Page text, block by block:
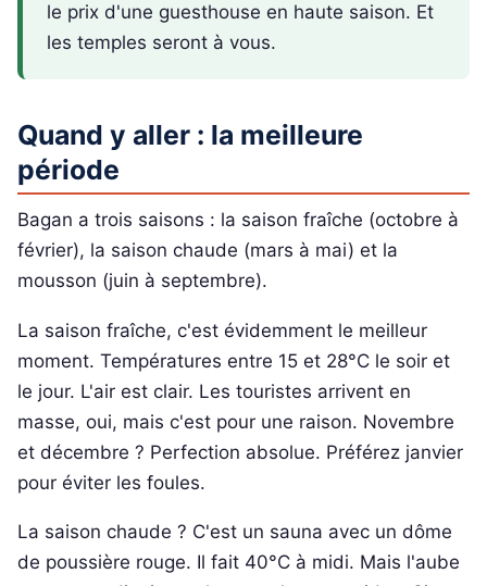
le prix d'une guesthouse en haute saison. Et
les temples seront à vous.
Quand y aller : la meilleure
période
Bagan a trois saisons : la saison fraîche (octobre à
février), la saison chaude (mars à mai) et la
mousson (juin à septembre).
La saison fraîche, c'est évidemment le meilleur
moment. Températures entre 15 et 28°C le soir et
le jour. L'air est clair. Les touristes arrivent en
masse, oui, mais c'est pour une raison. Novembre
et décembre ? Perfection absolue. Préférez janvier
pour éviter les foules.
La saison chaude ? C'est un sauna avec un dôme
de poussière rouge. Il fait 40°C à midi. Mais l'aube